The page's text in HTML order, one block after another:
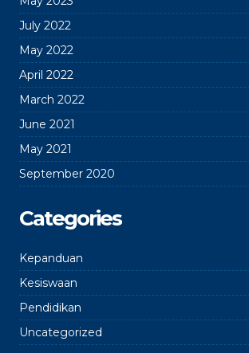
July 2022
May 2022
April 2022
March 2022
June 2021
May 2021
September 2020
Categories
Kepanduan
Kesiswaan
Pendidikan
Uncategorized